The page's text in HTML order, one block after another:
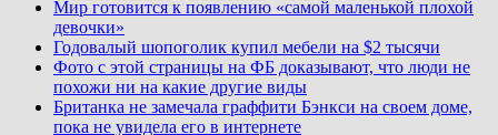
Мир готовится к появлению «самой маленькой плохой
девочки»
Годовалый шопоголик купил мебели на $2 тысячи
Фото с этой страницы на ФБ доказывают, что люди не
похожи ни на какие другие виды
Британка не замечала граффити Бэнкси на своем доме,
пока не увидела его в интернете